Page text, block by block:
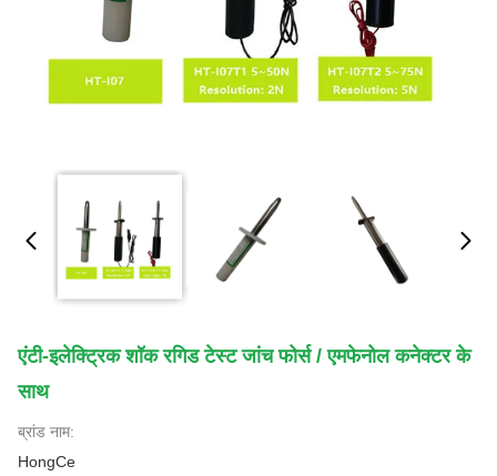
एंटी-इलेक्ट्रिक शॉक रगिड टेस्ट जांच फोर्स / एमफेनोल कनेक्टर के
साथ
ब्रांड नाम:
HongCe